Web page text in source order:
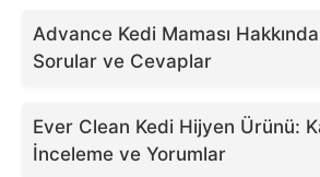
Advance Kedi Maması
Sorular ve Cevaplar
Ever Clean Kedi Hijyen Ürünü:
İnceleme ve Yorumlar